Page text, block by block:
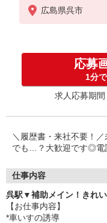
全支給(ガソリン
広島県呉市
応募
1分
求人応募期
＼履歴書・来社不要！
でも…？大歓迎です◎電
仕事内容
呉駅▼補助メイン！きれい
【お仕事内容】
*車いすの誘導